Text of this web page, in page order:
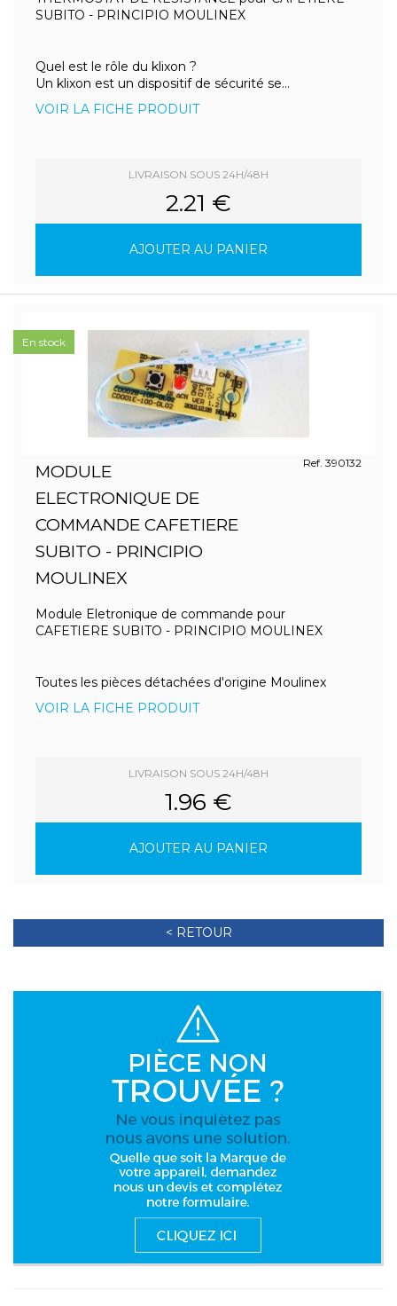
SUBITO - PRINCIPIO MOULINEX
Quel est le rôle du klixon ?
Un klixon est un dispositif de sécurité se...
VOIR LA FICHE PRODUIT
LIVRAISON SOUS 24H/48H
2.21 €
AJOUTER AU PANIER
MODULE
ELECTRONIQUE DE
COMMANDE CAFETIERE
SUBITO - PRINCIPIO
MOULINEX
Ref. 390132
Module Eletronique de commande pour
CAFETIERE SUBITO - PRINCIPIO MOULINEX
Toutes les pièces détachées d'origine Moulinex
VOIR LA FICHE PRODUIT
LIVRAISON SOUS 24H/48H
1.96 €
AJOUTER AU PANIER
En stock
< RETOUR